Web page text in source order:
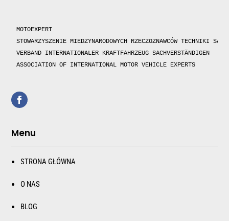
MOTOEXPERT
STOWARZYSZENIE MIEDZYNARODOWYCH RZECZOZNAWCÓW TECHNIKI
VERBAND INTERNATIONALER KRAFTFAHRZEUG SACHVERSTÄNDIGEN
ASSOCIATION OF INTERNATIONAL MOTOR VEHICLE EXPERTS
Menu
STRONA GŁÓWNA
O NAS
BLOG